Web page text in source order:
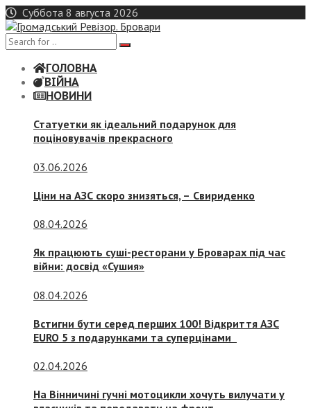
Skip
to
content
Суббота 8 августа 2026
ГОЛОВНА
ВІЙНА
НОВИНИ
Статуетки як ідеальний подарунок для
поціновувачів прекрасного
03.06.2026
Ціни на АЗС скоро знизяться, – Свириденко
08.04.2026
Як працюють суші-ресторани у Броварах під час
війни: досвід «Сушия»
08.04.2026
Встигни бути серед перших 100! Відкриття АЗС
EURO 5 з подарунками та суперцінами
02.04.2026
На Вінничині гучні мотоцикли хочуть вилучати у